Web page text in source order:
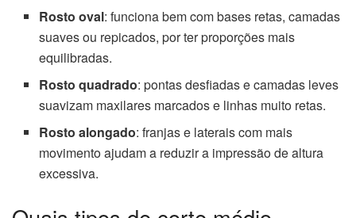
Rosto oval: funciona bem com bases retas, camadas
suaves ou repicados, por ter proporções mais
equilibradas.
Rosto quadrado: pontas desfiadas e camadas leves
suavizam maxilares marcados e linhas muito retas.
Rosto alongado: franjas e laterais com mais
movimento ajudam a reduzir a impressão de altura
excessiva.